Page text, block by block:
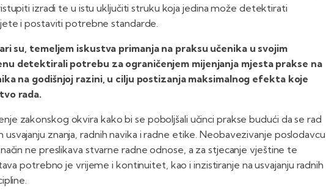
izradi te u istu uključiti struku koja jedina može detektirati
i postaviti potrebne standarde.
su, temeljem iskustva primanja na praksu učenika u svojim
detektirali potrebu za ograničenjem mijenjanja mjesta prakse na
na godišnjoj razini, u cilju postizanja maksimalnog efekta koje
rada.
zakonskog okvira kako bi se poboljšali učinci prakse budući da se rad
znanja, radnih navika i radne etike. Neobavezivanje poslodavcu
ne preslikava stvarne radne odnose, a za stjecanje vještine te
potrebno je vrijeme i kontinuitet, kao i inzistiranje na usvajanju radnih